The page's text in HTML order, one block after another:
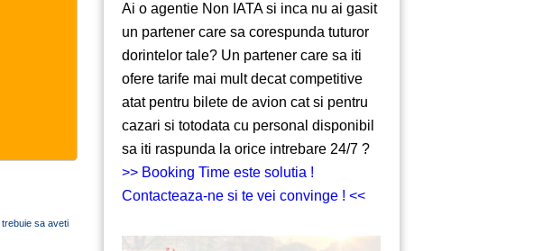
trebuie sa aveti
Ai o agentie Non IATA si inca nu ai gasit
un partener care sa corespunda tuturor
dorintelor tale? Un partener care sa iti
ofere tarife mai mult decat competitive
atat pentru bilete de avion cat si pentru
cazari si totodata cu personal disponibil
sa iti raspunda la orice intrebare 24/7 ?
>> Booking Time este solutia !
Contacteaza-ne si te vei convinge ! <<